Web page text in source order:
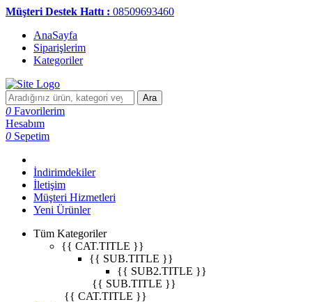
Müşteri Destek Hattı : 08509693460
AnaSayfa
Siparişlerim
Kategoriler
Ara
0 Favorilerim
Hesabım
0 Sepetim
İndirimdekiler
İletişim
Müşteri Hizmetleri
Yeni Ürünler
Tüm Kategoriler
{{ CAT.TITLE }}
{{ SUB.TITLE }}
{{ SUB2.TITLE }}
{{ SUB.TITLE }}
{{ CAT.TITLE }}